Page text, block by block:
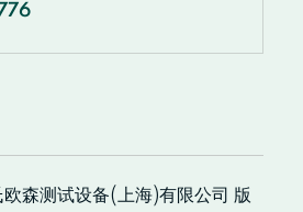
森测试设备(上海)有限公司 版